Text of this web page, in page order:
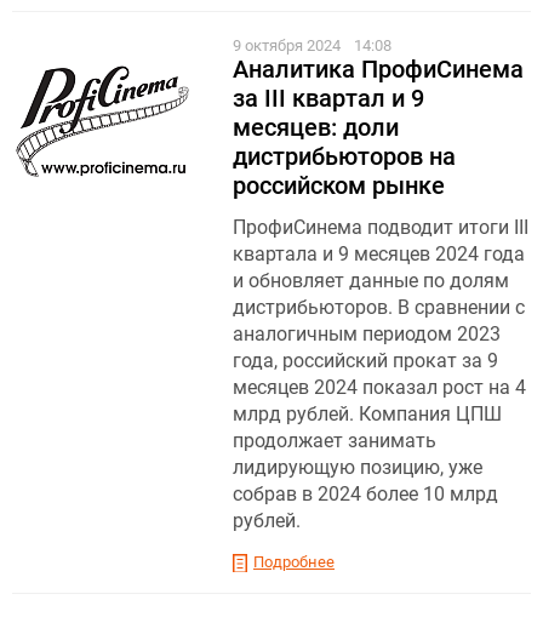
9 октября 2024 14:08
Аналитика ПрофиСинема
за III квартал и 9
месяцев: доли
дистрибьюторов на
российском рынке
ПрофиСинема подводит итоги III
квартала и 9 месяцев 2024 года
и обновляет данные по долям
дистрибьюторов. В сравнении с
аналогичным периодом 2023
года, российский прокат за 9
месяцев 2024 показал рост на 4
млрд рублей. Компания ЦПШ
продолжает занимать
лидирующую позицию, уже
собрав в 2024 более 10 млрд
рублей.
Подробнее